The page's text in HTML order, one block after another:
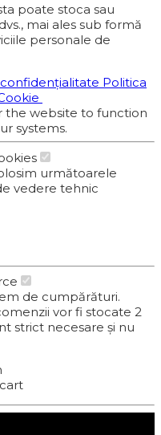
poate stoca sau
mai ales sub formă
personale de
Politica
the website to function
systems.
următoarele
vedere tehnic
de cumpărături.
vor fi stocate 2
strict necesare și nu